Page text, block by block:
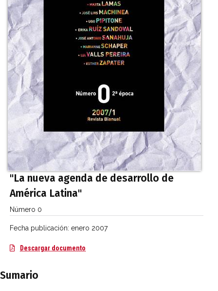
"La nueva agenda de desarrollo de
América Latina"
Número 0
Fecha publicación: enero 2007
Descargar documento
Sumario